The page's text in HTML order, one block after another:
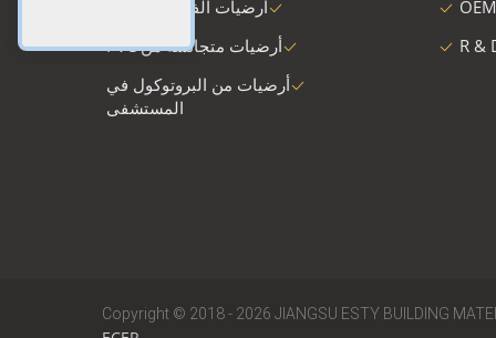
أرضيات الفينيل الفاخرة
أرضيات متجانسة من PVC
أرضيات من البروتوكول في
المستشفى
R &
Copyright © 2018 - 2026 JIANGSU ESTY BUILDING